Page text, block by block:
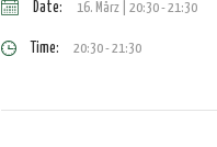
Date: 16. März | 20:30-21:30
Time: 20:30 - 21:30